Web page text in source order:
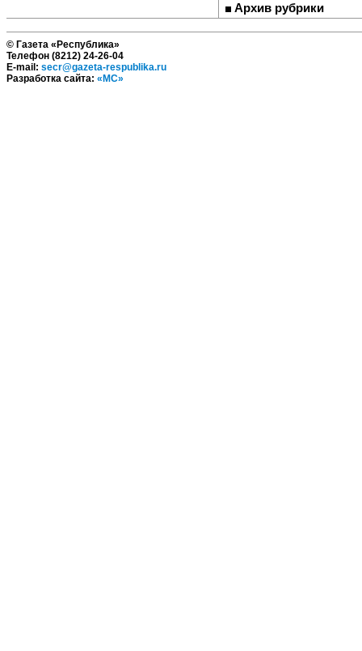
Архив рубрики
© Газета «Республика»
Телефон (8212) 24-26-04
E-mail: secr@gazeta-respublika.ru
Разработка сайта: «МС»